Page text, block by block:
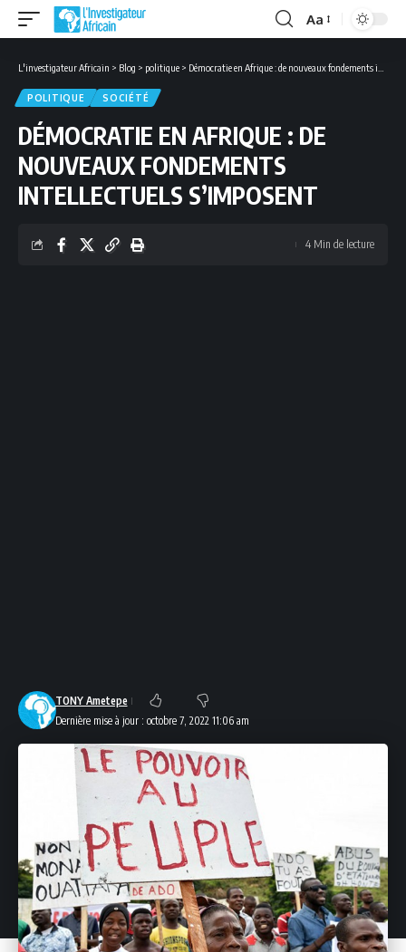
Font
Aa
L'investigateur Africain > Blog > politique > Démocratie en Afrique : de nouveaux fondements intellectuels s’imposent
POLITIQUE SOCIÉTÉ
DÉMOCRATIE EN AFRIQUE : DE
NOUVEAUX FONDEMENTS
INTELLECTUELS S’IMPOSENT
Dernière mise à jour : octobre 7, 2022 11:06 am
TONY Ametepe
4 Min de lecture